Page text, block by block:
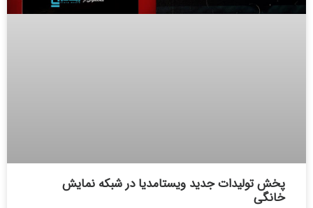
پخش تولیدات جدید ویستامدیا در شبکه نمایش
خانگی